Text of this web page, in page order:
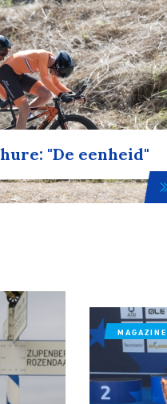
"De eenheid"
MAGAZINE